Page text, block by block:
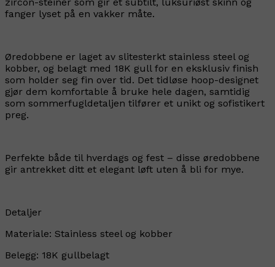
fanger lyset på en vakker måte.
Øredobbene er laget av slitesterkt stainless steel og
kobber, og belagt med 18K gull for en eksklusiv finish
som holder seg fin over tid. Det tidløse hoop-designet
gjør dem komfortable å bruke hele dagen, samtidig
som sommerfugldetaljen tilfører et unikt og sofistikert
preg.
Perfekte både til hverdags og fest – disse øredobbene
gir antrekket ditt et elegant løft uten å bli for mye.
Detaljer
Materiale: Stainless steel og kobber
Belegg: 18K gullbelagt